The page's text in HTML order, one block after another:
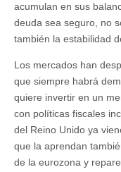
acumulan en sus
deuda sea seguro, no
también la estabilidad
Los mercados han
que siempre habrá
quiere invertir en un
con políticas fiscales
del Reino Unido ya
que la aprendan
de la eurozona y